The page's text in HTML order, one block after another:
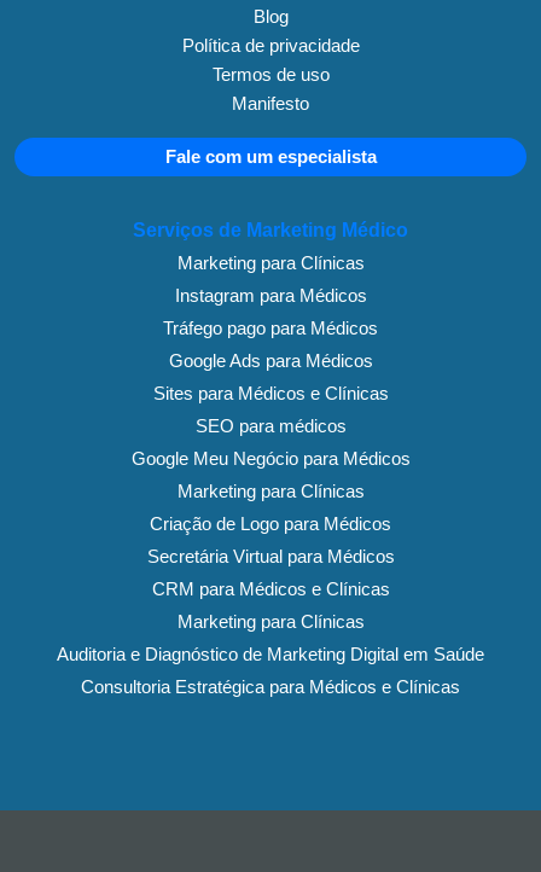
Blog
Política de privacidade
Termos de uso
Manifesto
Fale com um especialista
Serviços de Marketing Médico
Marketing para Clínicas
Instagram para Médicos
Tráfego pago para Médicos
Google Ads para Médicos
Sites para Médicos e Clínicas
SEO para médicos
Google Meu Negócio para Médicos
Marketing para Clínicas
Criação de Logo para Médicos
Secretária Virtual para Médicos
CRM para Médicos e Clínicas
Marketing para Clínicas
Auditoria e Diagnóstico de Marketing Digital em Saúde
Consultoria Estratégica para Médicos e Clínicas